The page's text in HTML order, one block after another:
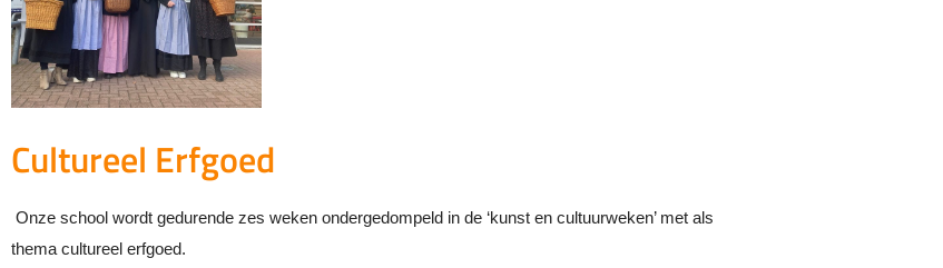
Cultureel Erfgoed
Onze school wordt gedurende zes weken ondergedompeld in de ‘kunst en cultuurweken’ met als
thema cultureel erfgoed.